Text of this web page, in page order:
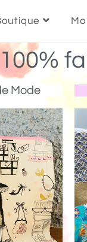
Mode